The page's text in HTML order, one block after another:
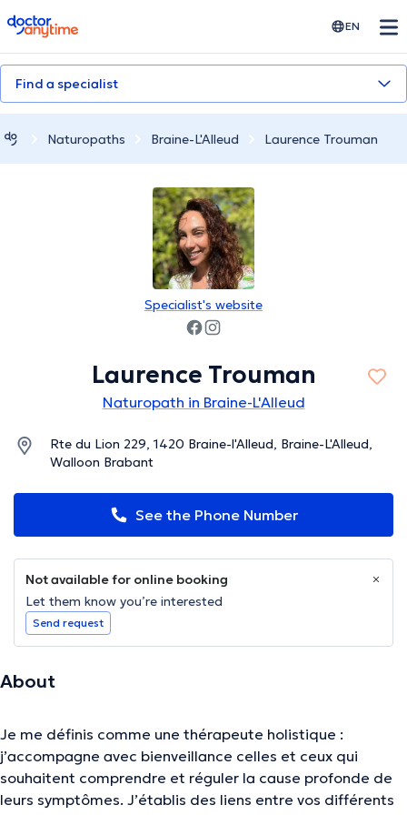
doctoranytime EN
Find a specialist
Naturopaths Braine-L'Alleud Laurence Trouman
Specialist's website
Laurence Trouman
Naturopath in Braine-L'Alleud
Rte du Lion 229, 1420 Braine-l'Alleud, Braine-L'Alleud,
Walloon Brabant
See the Phone Number
Not available for online booking
Let them know you’re interested
Send request
About
Je me définis comme une thérapeute holistique :
j’accompagne avec bienveillance celles et ceux qui
souhaitent comprendre et réguler la cause profonde de
leurs symptômes. J’établis des liens entre vos différents